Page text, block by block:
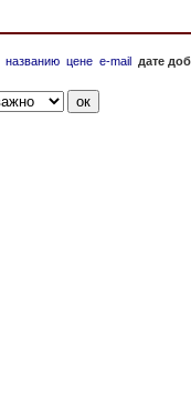
названию цене e-mail дате